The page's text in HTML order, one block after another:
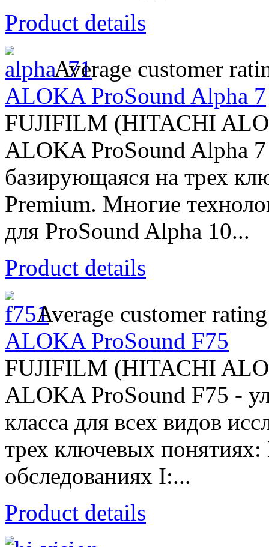
Product details
Average customer
ALOKA ProSound Alpha 7
FUJIFILM (HITACHI
ALOKA ProSound Alpha 7
базирующаяся на трех
Premium. Многие
для ProSound Alpha 10...
Product details
Average customer
ALOKA ProSound F75
FUJIFILM (HITACHI
ALOKA ProSound F75 -
класса для всех видов
трех ключевых
обследованиях I:...
Product details